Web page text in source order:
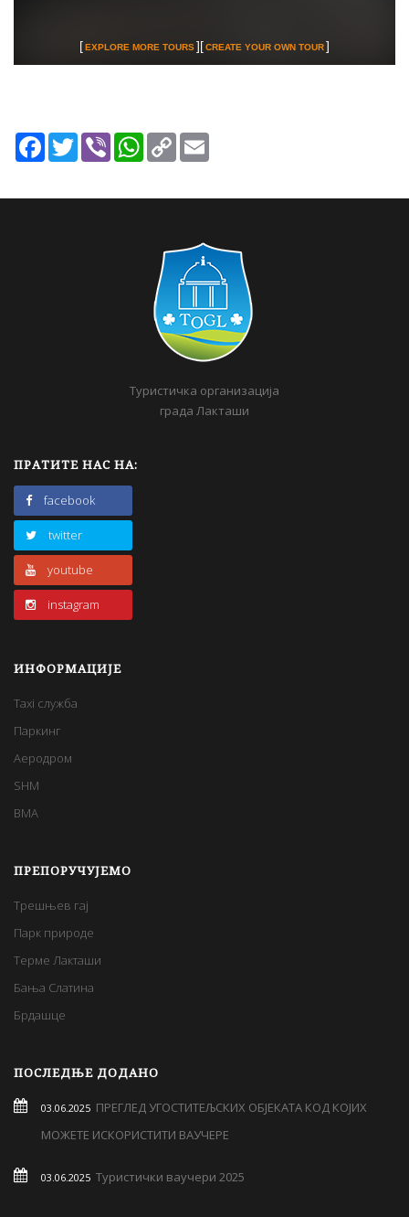
Facebook
TwitterViber WhatsApp
Copy
Link
Туристичка организација
града Лакташи
ПРАТИТЕ НАС НА:
facebook
twitter
youtube
instagram
ИНФОРМАЦИЈЕ
Taxi служба
Паркинг
Аеродром
SHM
BMA
ПРЕПОРУЧУЈЕМО
Трешњев гај
Парк природе
Терме Лакташи
Бања Слатина
Брдашце
ПОСЛЕДЊЕ ДОДАНО
03.06.2025 ПРЕГЛЕД УГОСТИТЕЉСКИХ ОБЈЕКАТА КОД КОЈИХ
МОЖЕТЕ ИСКОРИСТИТИ ВАУЧЕРЕ
03.06.2025 Туристички ваучери 2025